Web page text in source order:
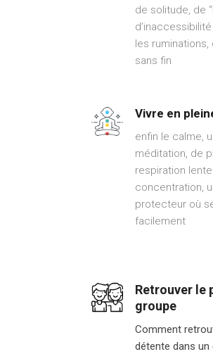
de solitude, de
les
sans fin
Vivre en
enfin le calme,
méditation, de
respiration
concentration,
protecteur où
facilement
Retrouver le
groupe
Comment
détente dans un